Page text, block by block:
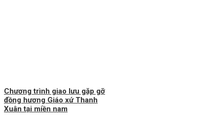
Chương trình giao lưu gặp gỡ
đồng hương Giáo xứ Thanh
Xuân tại miền nam